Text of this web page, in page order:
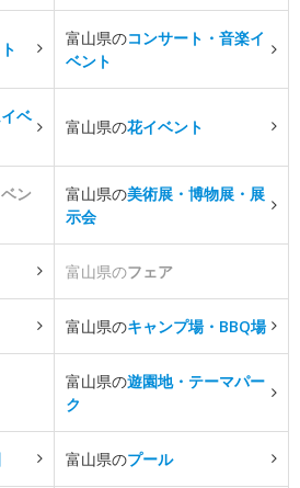
富山県のコンサート・音楽イ
ベント
ベ
富山県の花イベント
ン
富山県の美術展・博物展・展
示会
富山県のフェア
富山県のキャンプ場・BBQ場
富山県の遊園地・テーマパー
ク
富山県のプール